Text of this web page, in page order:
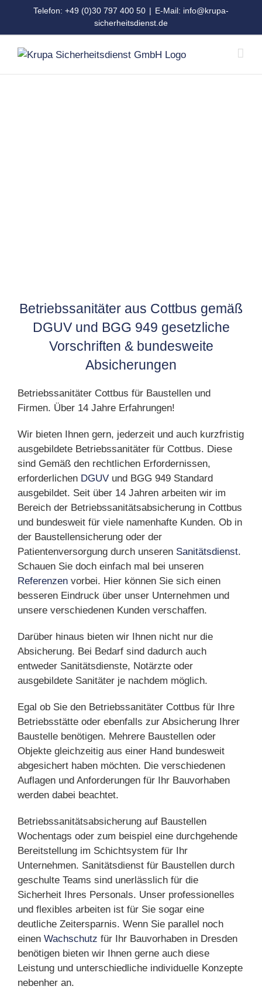
springen
Telefon: +49 (0)30 797 400 50 | E-Mail: info@krupa-
sicherheitsdienst.de
Betriebssanitäter aus Cottbus gemäß
DGUV und BGG 949 gesetzliche
Vorschriften & bundesweite
Absicherungen
Betriebssanitäter Cottbus für Baustellen und
Firmen. Über 14 Jahre Erfahrungen!
Wir bieten Ihnen gern, jederzeit und auch kurzfristig
ausgebildete Betriebssanitäter für Cottbus. Diese
sind Gemäß den rechtlichen Erfordernissen,
erforderlichen DGUV und BGG 949 Standard
ausgebildet. Seit über 14 Jahren arbeiten wir im
Bereich der Betriebssanitätsabsicherung in Cottbus
und bundesweit für viele namenhafte Kunden. Ob in
der Baustellensicherung oder der
Patientenversorgung durch unseren Sanitätsdienst.
Schauen Sie doch einfach mal bei unseren
Referenzen vorbei. Hier können Sie sich einen
besseren Eindruck über unser Unternehmen und
unsere verschiedenen Kunden verschaffen.
Darüber hinaus bieten wir Ihnen nicht nur die
Absicherung. Bei Bedarf sind dadurch auch
entweder Sanitätsdienste, Notärzte oder
ausgebildete Sanitäter je nachdem möglich.
Egal ob Sie den Betriebssanitäter Cottbus für Ihre
Betriebsstätte oder ebenfalls zur Absicherung Ihrer
Baustelle benötigen. Mehrere Baustellen oder
Objekte gleichzeitig aus einer Hand bundesweit
abgesichert haben möchten. Die verschiedenen
Auflagen und Anforderungen für Ihr Bauvorhaben
werden dabei beachtet.
Betriebssanitätsabsicherung auf Baustellen
Wochentags oder zum beispiel eine durchgehende
Bereitstellung im Schichtsystem für Ihr
Unternehmen. Sanitätsdienst für Baustellen durch
geschulte Teams sind unerlässlich für die
Sicherheit Ihres Personals. Unser professionelles
und flexibles arbeiten ist für Sie sogar eine
deutliche Zeitersparnis. Wenn Sie parallel noch
einen Wachschutz für Ihr Bauvorhaben in Dresden
benötigen bieten wir Ihnen gerne auch diese
Leistung und unterschiedliche individuelle Konzepte
nebenher an.